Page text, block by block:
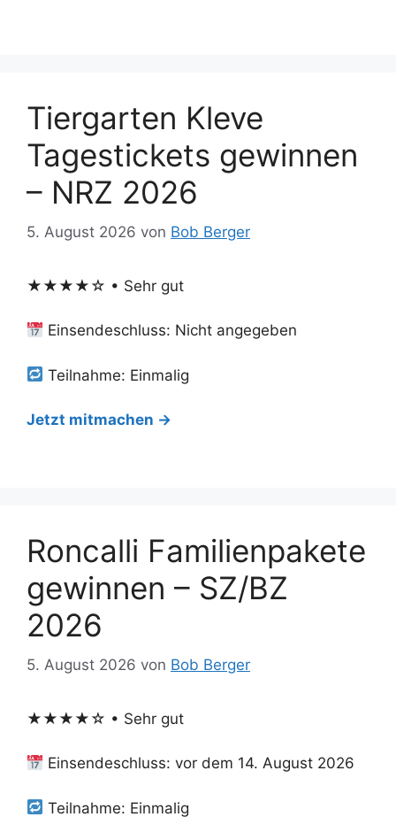
Tiergarten Kleve
Tagestickets gewinnen
– NRZ 2026
5. August 2026 von Bob Berger
★★★★☆ • Sehr gut
Einsendeschluss: Nicht angegeben
Teilnahme: Einmalig
Jetzt mitmachen →
Roncalli Familienpakete
gewinnen – SZ/BZ
2026
5. August 2026 von Bob Berger
★★★★☆ • Sehr gut
Einsendeschluss: vor dem 14. August 2026
Teilnahme: Einmalig